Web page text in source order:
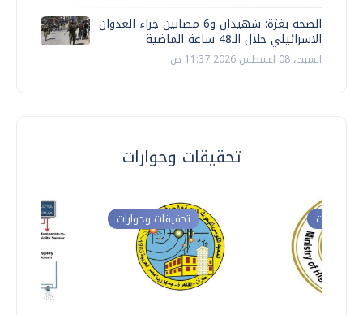
الصحة بغزة: شهيدان و6 مصابين جراء العدوان
الاسرائيلي خلال الـ48 ساعة الماضية
السبت، 08 اغسطس 2026 11:37 ص
تحقيقات وحوارات
تحقيقات وحوارات وحوارات